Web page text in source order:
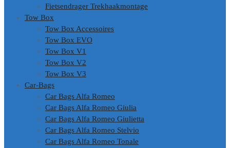
Fietsendrager Trekhaakmontage
Tow Box
Tow Box Accessoires
Tow Box EVO
Tow Box V1
Tow Box V2
Tow Box V3
Car-Bags
Car Bags Alfa Romeo
Car Bags Alfa Romeo Giulia
Car Bags Alfa Romeo Giulietta
Car Bags Alfa Romeo Stelvio
Car Bags Alfa Romeo Tonale